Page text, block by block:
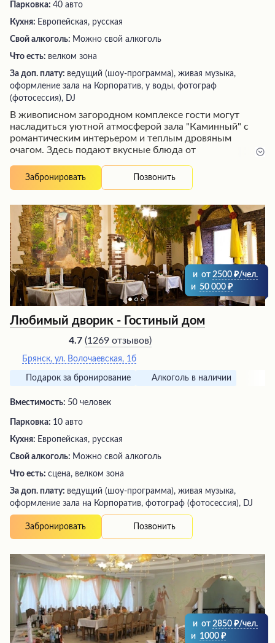
Парковка: 40 авто
Кухня: Европейская, русская
Свой алкоголь: Можно свой алкоголь
Что есть: велком зона
За доп. плату: ведущий (шоу-программа), живая музыка,
оформление зала на Корпоратив, у воды, фотограф
(фотосессия), DJ
В живописном загородном комплексе гости могут
насладиться уютной атмосферой зала "Каминный" с
романтическим интерьером и теплым дровяным
очагом. Здесь подают вкусные блюда от
обеспечивает безупречное обслуживание. Посетители
высоко оценивают красочное оформление банкетов и
и всеми необходимыми удобствами. На обширной
территории есть озера, пруды, зоопарк, музей и другие
достопримечательности для интересного отдыха.
Забронировать Позвонить
и от 2500
/чел.
и 50 000
Любимый дворик - Гостиный дом
4.7 (1269 отзывов)
Брянск, ул. Волочаевская, 1б
Подарок за бронирование Алкоголь в наличии
Вместимость: 50 человек
Парковка: 10 авто
Кухня: Европейская, русская
Свой алкоголь: Можно свой алкоголь
Что есть: сцена, велком зона
За доп. плату: ведущий (шоу-программа), живая музыка,
оформление зала на Корпоратив, фотограф (фотосессия), DJ
Забронировать Позвонить
и от 2850
/чел.
и 1000